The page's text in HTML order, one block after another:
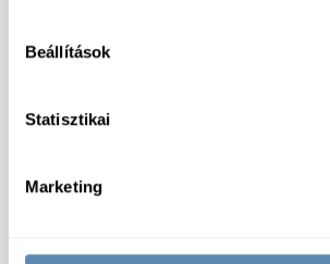
Beállítások
Statisztikai
Marketing
fóliában 1-4kg/cs
5kg/vcs.